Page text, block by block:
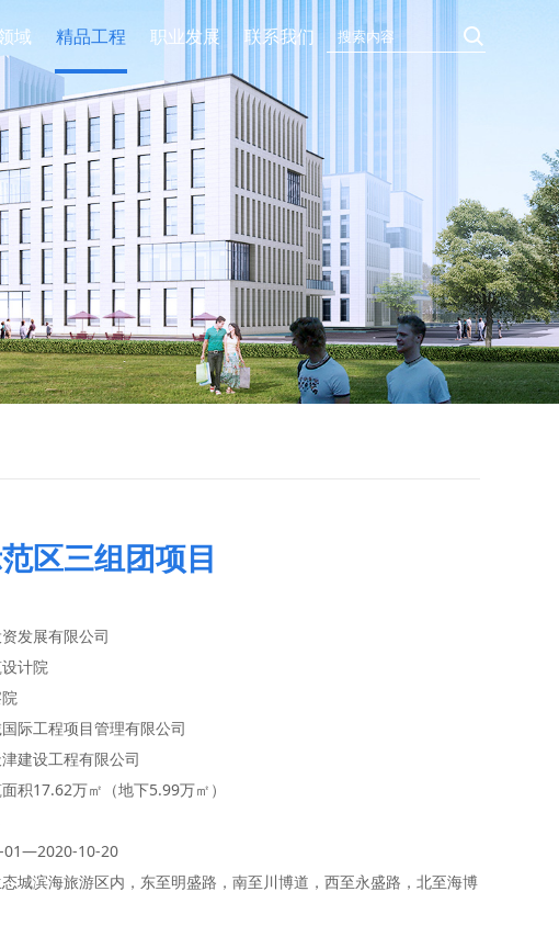
域 精品工程 职业发展 联系我们
区三组团项目
发展有限公司
计院
际工程项目管理有限公司
建设工程有限公司
积17.62万㎡（地下5.99万㎡）
01—2020-10-20
城滨海旅游区内，东至明盛路，南至川博道，西至永盛路，北至海博